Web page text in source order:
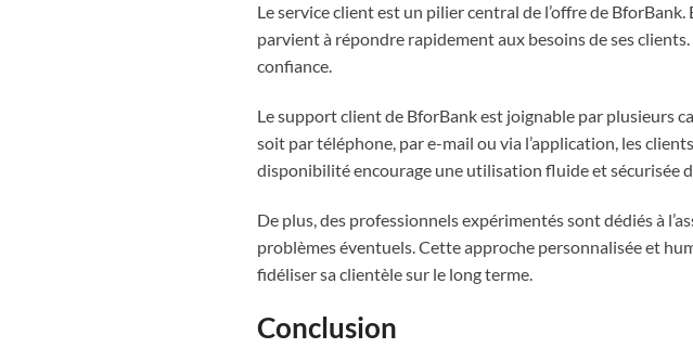
Le service client est un pilier central de l’offre de
parvient à répondre rapidement aux besoins de ses
confiance.
Le support client de BforBank est joignable par plusieurs
soit par téléphone, par e-mail ou via l’application, les
disponibilité encourage une utilisation fluide et sécurisée
De plus, des professionnels expérimentés sont dédiés à
problèmes éventuels. Cette approche personnalisée et
fidéliser sa clientèle sur le long terme.
Conclusion